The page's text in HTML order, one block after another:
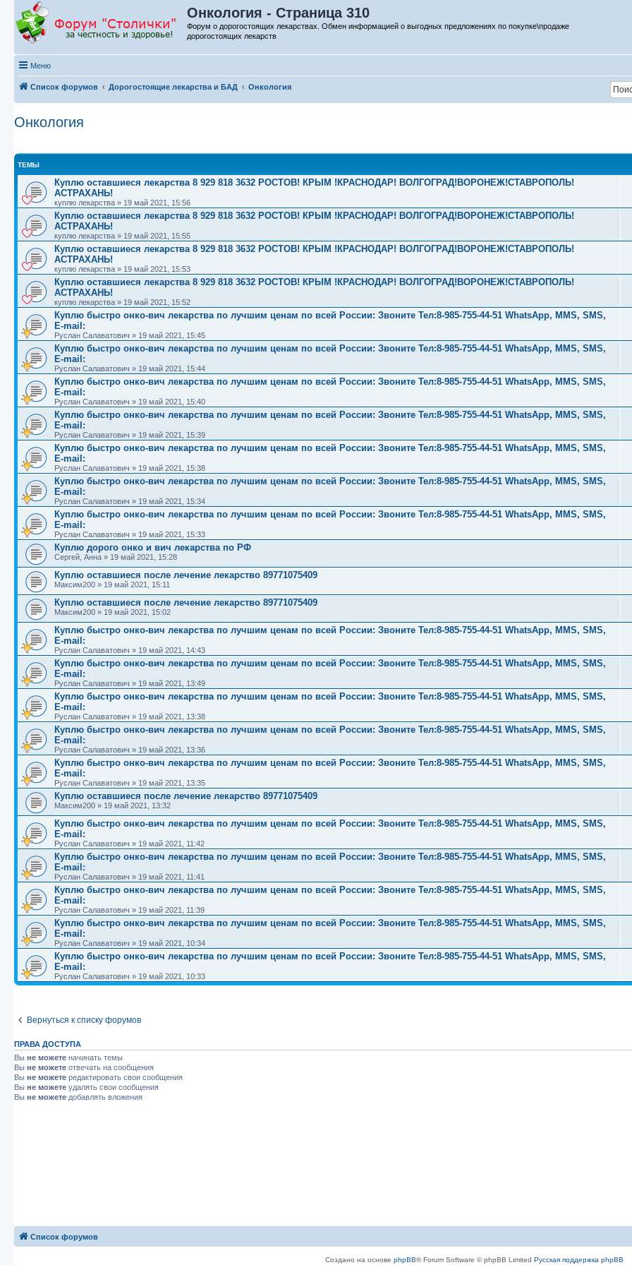
Онкология - Страница 310
Форум о дорогостоящих лекарствах. Обмен информацией о выгодных предложениях по покупке\продаже
дорогостоящих лекарств
Меню
Список форумов Дорогостоящие лекарства и БАД Онкология
Онкология
ТЕМЫ
Куплю оставшиеся лекарства 8 929 818 3632 РОСТОВ! КРЫМ !КРАСНОДАР! ВОЛГОГРАД!ВОРОНЕЖ!СТАВРОПОЛЬ!
АСТРАХАНЬ!
куплю лекарства » 19 май 2021, 15:56
Куплю оставшиеся лекарства 8 929 818 3632 РОСТОВ! КРЫМ !КРАСНОДАР! ВОЛГОГРАД!ВОРОНЕЖ!СТАВРОПОЛЬ!
АСТРАХАНЬ!
куплю лекарства » 19 май 2021, 15:55
Куплю оставшиеся лекарства 8 929 818 3632 РОСТОВ! КРЫМ !КРАСНОДАР! ВОЛГОГРАД!ВОРОНЕЖ!СТАВРОПОЛЬ!
АСТРАХАНЬ!
куплю лекарства » 19 май 2021, 15:53
Куплю оставшиеся лекарства 8 929 818 3632 РОСТОВ! КРЫМ !КРАСНОДАР! ВОЛГОГРАД!ВОРОНЕЖ!СТАВРОПОЛЬ!
АСТРАХАНЬ!
куплю лекарства » 19 май 2021, 15:52
Куплю быстро онко-вич лекарства по лучшим ценам по всей России: Звоните Тел:‪8-985-755-44-51 WhatsApp, MMS, SMS,
E-mail:
Руслан Салаватович » 19 май 2021, 15:45
Куплю быстро онко-вич лекарства по лучшим ценам по всей России: Звоните Тел:‪8-985-755-44-51 WhatsApp, MMS, SMS,
E-mail:
Руслан Салаватович » 19 май 2021, 15:44
Куплю быстро онко-вич лекарства по лучшим ценам по всей России: Звоните Тел:‪8-985-755-44-51 WhatsApp, MMS, SMS,
E-mail:
Руслан Салаватович » 19 май 2021, 15:40
Куплю быстро онко-вич лекарства по лучшим ценам по всей России: Звоните Тел:‪8-985-755-44-51 WhatsApp, MMS, SMS,
E-mail:
Руслан Салаватович » 19 май 2021, 15:39
Куплю быстро онко-вич лекарства по лучшим ценам по всей России: Звоните Тел:‪8-985-755-44-51 WhatsApp, MMS, SMS,
E-mail:
Руслан Салаватович » 19 май 2021, 15:38
Куплю быстро онко-вич лекарства по лучшим ценам по всей России: Звоните Тел:‪8-985-755-44-51 WhatsApp, MMS, SMS,
E-mail:
Руслан Салаватович » 19 май 2021, 15:34
Куплю быстро онко-вич лекарства по лучшим ценам по всей России: Звоните Тел:‪8-985-755-44-51 WhatsApp, MMS, SMS,
E-mail:
Руслан Салаватович » 19 май 2021, 15:33
Куплю дорого онко и вич лекарства по РФ
Сергей, Анна » 19 май 2021, 15:28
Куплю оставшиеся после лечение лекарство 89771075409
Максим200 » 19 май 2021, 15:11
Куплю оставшиеся после лечение лекарство 89771075409
Максим200 » 19 май 2021, 15:02
Куплю быстро онко-вич лекарства по лучшим ценам по всей России: Звоните Тел:‪8-985-755-44-51 WhatsApp, MMS, SMS,
E-mail:
Руслан Салаватович » 19 май 2021, 14:43
Куплю быстро онко-вич лекарства по лучшим ценам по всей России: Звоните Тел:‪8-985-755-44-51 WhatsApp, MMS, SMS,
E-mail:
Руслан Салаватович » 19 май 2021, 13:49
Куплю быстро онко-вич лекарства по лучшим ценам по всей России: Звоните Тел:‪8-985-755-44-51 WhatsApp, MMS, SMS,
E-mail:
Руслан Салаватович » 19 май 2021, 13:38
Куплю быстро онко-вич лекарства по лучшим ценам по всей России: Звоните Тел:‪8-985-755-44-51 WhatsApp, MMS, SMS,
E-mail:
Руслан Салаватович » 19 май 2021, 13:36
Куплю быстро онко-вич лекарства по лучшим ценам по всей России: Звоните Тел:‪8-985-755-44-51 WhatsApp, MMS, SMS,
E-mail:
Руслан Салаватович » 19 май 2021, 13:35
Куплю оставшиеся после лечение лекарство 89771075409
Максим200 » 19 май 2021, 13:32
Куплю быстро онко-вич лекарства по лучшим ценам по всей России: Звоните Тел:‪8-985-755-44-51 WhatsApp, MMS, SMS,
E-mail:
Руслан Салаватович » 19 май 2021, 11:42
Куплю быстро онко-вич лекарства по лучшим ценам по всей России: Звоните Тел:‪8-985-755-44-51 WhatsApp, MMS, SMS,
E-mail:
Руслан Салаватович » 19 май 2021, 11:41
Куплю быстро онко-вич лекарства по лучшим ценам по всей России: Звоните Тел:‪8-985-755-44-51 WhatsApp, MMS, SMS,
E-mail:
Руслан Салаватович » 19 май 2021, 11:39
Куплю быстро онко-вич лекарства по лучшим ценам по всей России: Звоните Тел:‪8-985-755-44-51 WhatsApp, MMS, SMS,
E-mail:
Руслан Салаватович » 19 май 2021, 10:34
Куплю быстро онко-вич лекарства по лучшим ценам по всей России: Звоните Тел:‪8-985-755-44-51 WhatsApp, MMS, SMS,
E-mail:
Руслан Салаватович » 19 май 2021, 10:33
Вернуться к списку форумов
ПРАВА ДОСТУПА
Вы не можете начинать темы
Вы не можете отвечать на сообщения
Вы не можете редактировать свои сообщения
Вы не можете удалять свои сообщения
Вы не можете добавлять вложения
Список форумов
Создано на основе phpBB® Forum Software © phpBB Limited Русская поддержка phpBB